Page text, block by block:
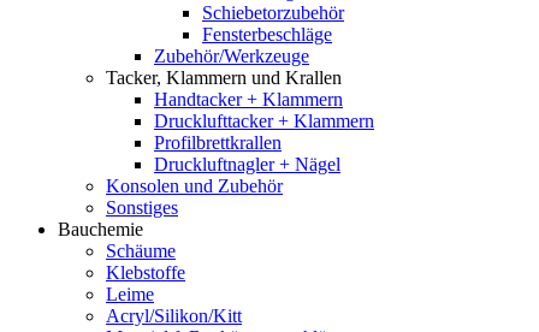
Schiebetorzubehör
Fensterbeschläge
Zubehör/Werkzeuge
Tacker, Klammern und Krallen
Handtacker + Klammern
Drucklufttacker + Klammern
Profilbrettkrallen
Druckluftnagler + Nägel
Konsolen und Zubehör
Sonstiges
Bauchemie
Schäume
Klebstoffe
Leime
Acryl/Silikon/Kitt